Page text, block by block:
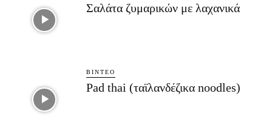
Σαλάτα ζυμαρικών με λαχανικά
ΒΊΝΤΕΟ
Pad thai (ταϊλανδέζικα noodles)